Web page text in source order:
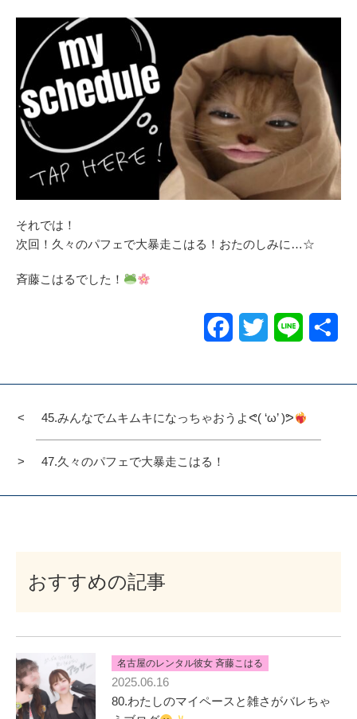
それでは！
次回！久々のパフェで大暴走こはる！おたのしみに…‪☆
斉藤こはるでした！
Facebook
Twitter Line
45.みんなでムキムキになっちゃおうよᕙ( ‘ω’ )ᕗ
47.久々のパフェで大暴走こはる！
おすすめの記事
名古屋のレンタル彼女 斉藤こはる
2025.06.16
80.わたしのマイペースと雑さがバレちゃ